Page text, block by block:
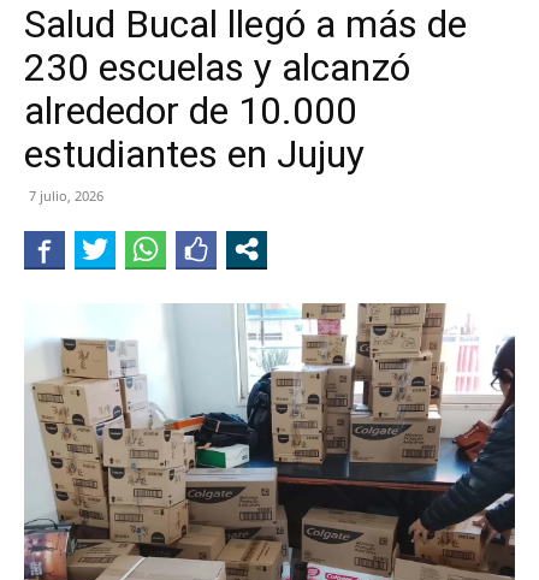
Salud Bucal llegó a más de
230 escuelas y alcanzó
alrededor de 10.000
estudiantes en Jujuy
7 julio, 2026